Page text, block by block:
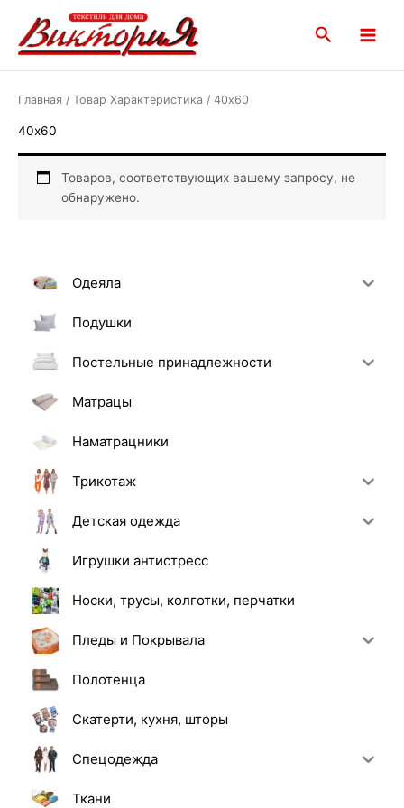
содержимому
Поиск
Menu
Одеяла
Подушки
Постельные принадлежности
Матрацы
Наматрацники
Трикотаж
Детская одежда
Игрушки антистресс
Носки, трусы, колготки, перчатки
Пледы и Покрывала
Полотенца
Скатерти, кухня, шторы
Спецодежда
Ткани
Главная / Товар Характеристика / 40х60
40х60
Товаров, соответствующих вашему запросу, не
обнаружено.